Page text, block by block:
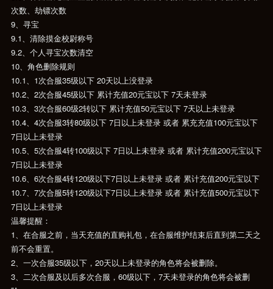
次数、劫镖次数
9、寻宝
9.1、清除摸金校尉称号
9.2、个人寻宝次数清空
10、角色删除规则
10.1、1次合服35级以下 20天以上没登录
10.2、2次合服45级以下 累计充值20元宝以下 7天未登录
10.3、3次合服60级2转以下 累计充值50元宝以下 7天以上未登录
10.4、4次合服3转80级以下 7日以上未登录 或者 累充充值100元宝以下
7日以上未登录
10.5、5次合服4转100级以下 7日以上未登录 或者 累计充值200元宝以下
7日以上未登录
10.6、6次合服4转120级以下7日以上未登录 或者 累计充值200元宝以下
10.7、7次合服5转120级以下7日以上未登录 或者 累计充值500元宝以下
7日以上未登录
温馨提醒：
1、在合服之前，当天充值的直购礼包，在合服维护结束后直到第二天之
前不会重置。
2、一次合服35级以下，20天以上未登录的角色将会被删除。
3、二次合服及以后多次合服，60级以下，7天未登录的角色将会被删